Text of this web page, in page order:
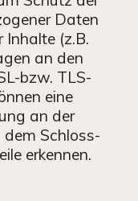
Daten
Inhalte (z.B.
an den
bzw. TLS-
eine
an der
dem Schloss-
erkennen.